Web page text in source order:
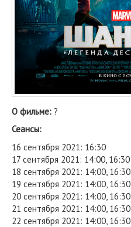
О фильме: ?
Сеансы:
16 сентября 2021: 16:30
17 сентября 2021: 14:00, 16:30
18 сентября 2021: 14:00, 16:30
19 сентября 2021: 14:00, 16:30
20 сентября 2021: 14:00, 16:30
21 сентября 2021: 14:00, 16:30
22 сентября 2021: 14:00, 16:30